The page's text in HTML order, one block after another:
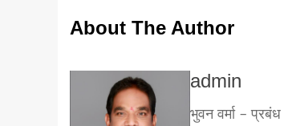
About The Author
admin
भुवन वर्मा –